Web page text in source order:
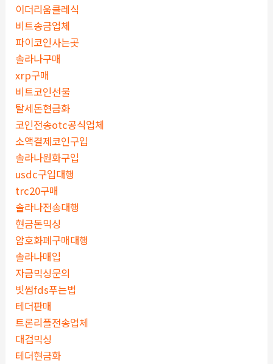
이더리움클레식
비트송금업체
파이코인사는곳
솔라나구매
xrp구매
비트코인선물
탈세돈현금화
코인전송otc공식업체
소액결제코인구입
솔라나원화구입
usdc구입대행
trc20구매
솔라나전송대행
현금돈믹싱
암호화폐구매대행
솔라나매입
자금믹싱문의
빗썸fds푸는법
테더판매
트론리플전송업체
대검믹싱
테더현금화